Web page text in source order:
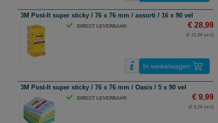
3M Post-It super sticky / 76 x 76 mm / assorti / 16 x 90 vel
DIRECT LEVERBAAR € 28,99
(€ 23,96 excl)
In winkelwagen
3M Post-It super sticky / 76 x 76 mm / Oasis / 5 x 90 vel
DIRECT LEVERBAAR € 9,99
(€ 8,26 excl)